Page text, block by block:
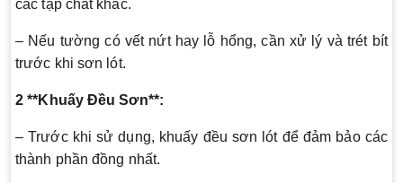
các tạp chất khác.
– Nếu tường có vết nứt hay lỗ hổng, cần xử lý và trét bít
trước khi sơn lót.
2 **Khuấy Đều Sơn**:
– Trước khi sử dụng, khuấy đều sơn lót để đảm bảo các
thành phần đồng nhất.